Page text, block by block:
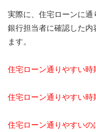
実際に、住宅ローンに
銀行担当者に確認した内
ます。
住宅ローン通りやすい時
住宅ローン通りやすい時
住宅ローン通りやすいの